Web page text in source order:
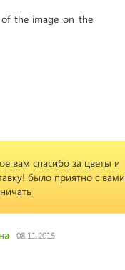
the image on the
вам спасибо за цветы и
было приятно с вами
08.11.2015